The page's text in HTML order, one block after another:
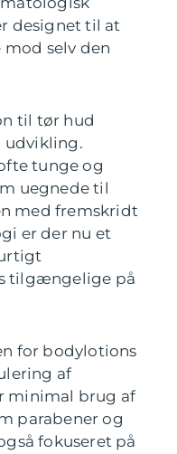
designet til at
selv den
til tør hud
udvikling.
tunge og
uegnede til
med fremskridt
er der nu et
tilgængelige på
for bodylotions
af
minimal brug af
parabener og
fokuseret på